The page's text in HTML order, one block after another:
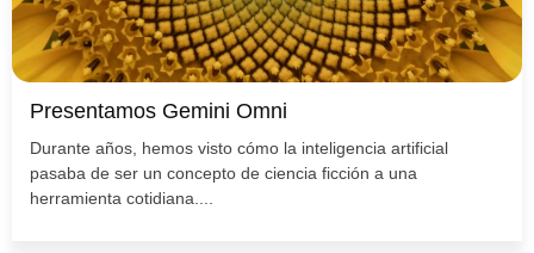
Presentamos Gemini Omni
Durante años, hemos visto cómo la inteligencia artificial
pasaba de ser un concepto de ciencia ficción a una
herramienta cotidiana....